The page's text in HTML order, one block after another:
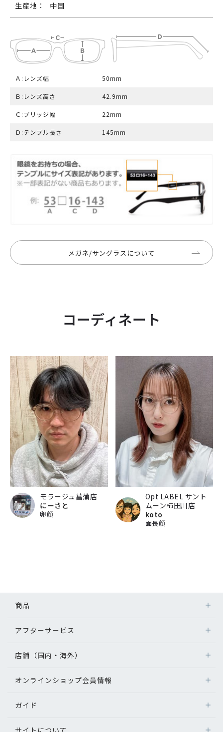
生産地： 中国
Ａ:レンズ幅 50mm
Ｂ:レンズ高さ 42.9mm
Ｃ:ブリッジ幅 22mm
Ｄ:テンプル長さ 145mm
メガネ/サングラスについて
コーディネート
モラージュ菖蒲店
にーさと
卵顔
Opt LABEL サント
ムーン柿田川店
koto
面長顔
商品
アフターサービス
店舗（国内・海外）
オンラインショップ会員情報
ガイド
サイトについて